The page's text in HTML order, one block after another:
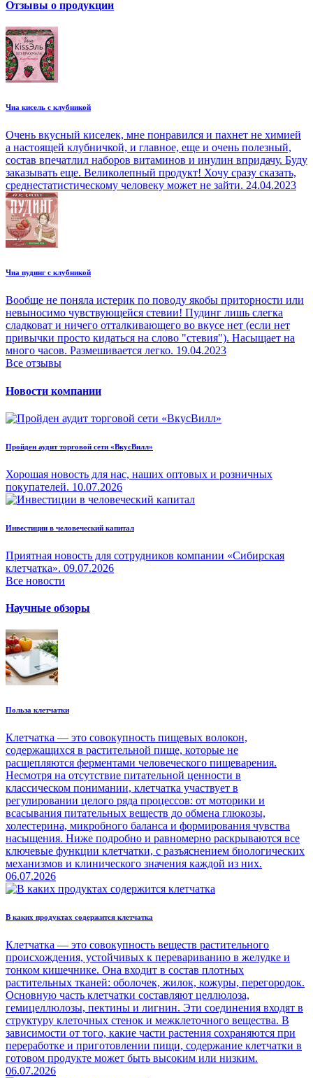
Отзывы о продукции
Чиа кисель с клубникой
Очень вкусный киселек, мне понравился и пахнет не химией
а настоящей клубничкой, и главное, еще и очень полезный,
состав впечатлил наборов витаминов и инулин впридачу. Буду
заказывать еще. Великолепный продукт! Хочу сразу сказать,
среднестатистическому человеку может не зайти. 24.04.2023
Чиа пудинг с клубникой
Вообще не поняла истерик по поводу якобы приторности или
невыносимо чувствующейся стевии! Пудинг лишь слегка
сладковат и ничего отталкивающего во вкусе нет (если нет
привычки просто кидаться на слово "стевия"). Насыщает на
много часов. Размешивается легко. 19.04.2023
Все отзывы
Новости компании
Пройден аудит торговой сети «ВкусВилл»
Хорошая новость для нас, наших оптовых и розничных
покупателей. 10.07.2026
Инвестиции в человеческий капитал
Приятная новость для сотрудников компании «Сибирская
клетчатка». 09.07.2026
Все новости
Научные обзоры
Польза клетчатки
Клетчатка — это совокупность пищевых волокон,
содержащихся в растительной пище, которые не
расщепляются ферментами человеческого пищеварения.
Несмотря на отсутствие питательной ценности в
классическом понимании, клетчатка участвует в
регулировании целого ряда процессов: от моторики и
всасывания питательных веществ до обмена глюкозы,
холестерина, микробного баланса и формирования чувства
насыщения. Ниже подробно и равномерно раскрываются все
ключевые функции клетчатки, с разъяснением биологических
механизмов и клинического значения каждой из них.
06.07.2026
В каких продуктах содержится клетчатка
Клетчатка — это совокупность веществ растительного
происхождения, устойчивых к перевариванию в желудке и
тонком кишечнике. Она входит в состав плотных
растительных тканей: оболочек, жилок, кожуры, перегородок.
Основную часть клетчатки составляют целлюлоза,
гемицеллюлозы, пектины и лигнин. Эти соединения входят в
структуру клеточных стенок и межклеточного вещества. В
зависимости от того, какие части растения сохраняются при
переработке и приготовлении пищи, содержание клетчатки в
готовом продукте может быть высоким или низким.
06.07.2026